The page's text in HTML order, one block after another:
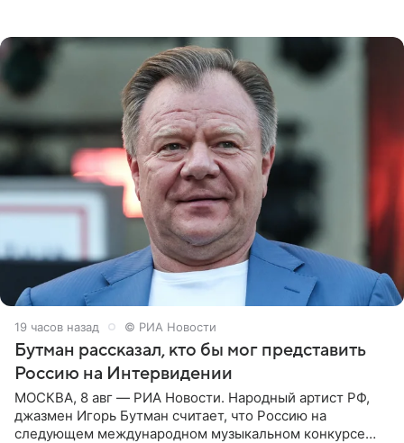
19 часов назад © РИА Новости
Бутман рассказал, кто бы мог представить
Россию на Интервидении
МОСКВА, 8 авг — РИА Новости. Народный артист РФ,
джазмен Игорь Бутман считает, что Россию на
следующем международном музыкальном конкурсе